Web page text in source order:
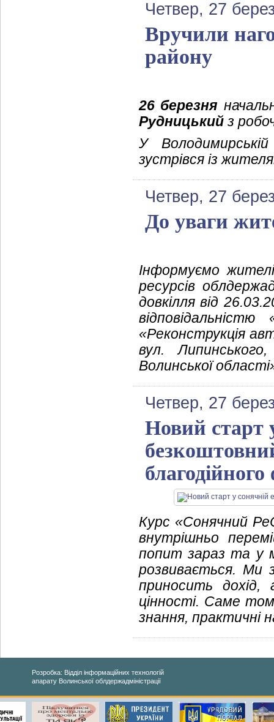
Четвер, 27
Вручили
району
26 березня
Рудницький з
У Володимирській
зустрівся із
Четвер, 27
До уваги
Інформуємо
ресурсів
довкілля від
«Реконструкція
вул.
Волинської
Четвер, 27
Новий старт
Курс «Сонячний
внутрішньо
попит зараз та у
розвивається. Ми
приносить дохід,
цінності. Саме
знання, практичні
Розробка: Відділ інформаційних технологій
апарату Волинської облдержадміністрації